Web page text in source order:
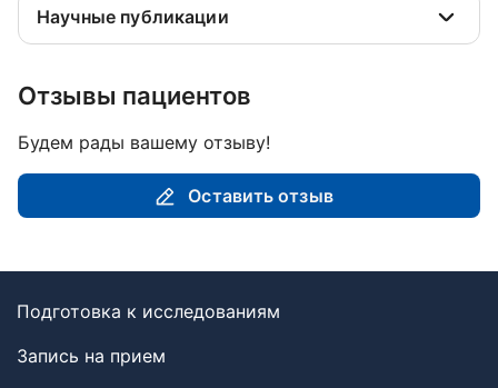
Научные публикации
Отзывы пациентов
Будем рады вашему отзыву!
Оставить отзыв
Подготовка к исследованиям
Запись на прием